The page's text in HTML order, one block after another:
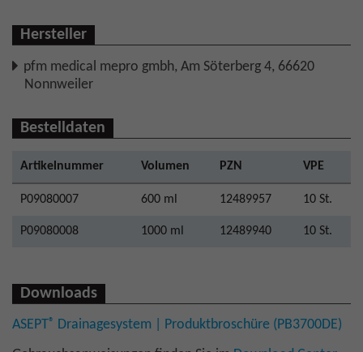
Hersteller
pfm medical mepro gmbh, Am Söterberg 4, 66620
Nonnweiler
Bestelldaten
Artikelnummer Volumen PZN VPE
P09080007 600 ml 12489957 10 St.
P09080008 1000 ml 12489940 10 St.
Downloads
ASEPT® Drainagesystem | Produktbroschüre (PB3700DE)